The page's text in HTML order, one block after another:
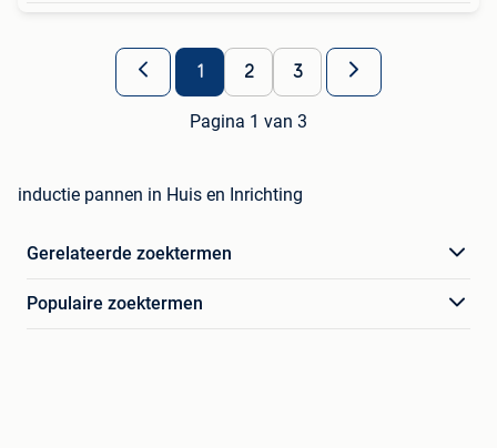
1 2 3
Pagina 1 van 3
inductie pannen in Huis en Inrichting
Gerelateerde zoektermen
Populaire zoektermen